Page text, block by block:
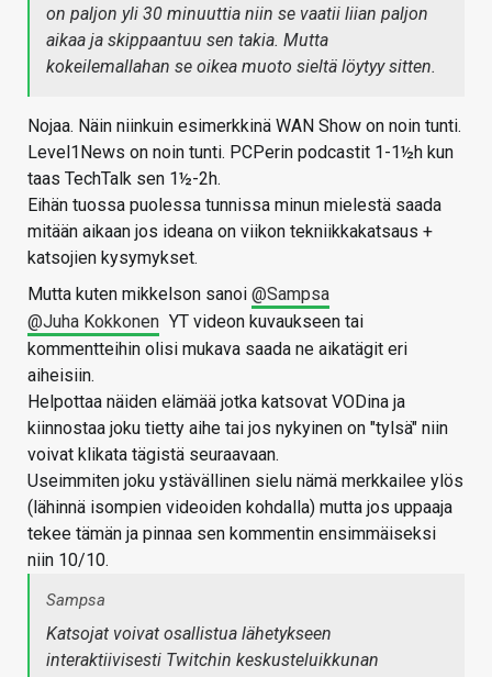
on paljon yli 30 minuuttia niin se vaatii liian paljon
aikaa ja skippaantuu sen takia. Mutta
kokeilemallahan se oikea muoto sieltä löytyy sitten.
Nojaa. Näin niinkuin esimerkkinä WAN Show on noin tunti.
Level1News on noin tunti. PCPerin podcastit 1-1½h kun
taas TechTalk sen 1½-2h.
Eihän tuossa puolessa tunnissa minun mielestä saada
mitään aikaan jos ideana on viikon tekniikkakatsaus +
katsojien kysymykset.
Mutta kuten mikkelson sanoi @Sampsa
@Juha Kokkonen YT videon kuvaukseen tai
kommentteihin olisi mukava saada ne aikatägit eri
aiheisiin.
Helpottaa näiden elämää jotka katsovat VODina ja
kiinnostaa joku tietty aihe tai jos nykyinen on "tylsä" niin
voivat klikata tägistä seuraavaan.
Useimmiten joku ystävällinen sielu nämä merkkailee ylös
(lähinnä isompien videoiden kohdalla) mutta jos uppaaja
tekee tämän ja pinnaa sen kommentin ensimmäiseksi
niin 10/10.
Sampsa
Katsojat voivat osallistua lähetykseen
interaktiivisesti Twitchin keskusteluikkunan